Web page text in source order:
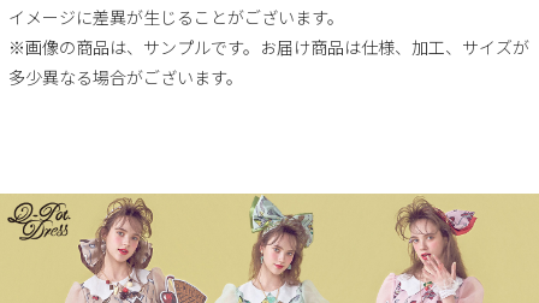
イメージに差異が生じることがございます。
※画像の商品は、サンプルです。お届け商品は仕様、加工、サイズが
多少異なる場合がございます。